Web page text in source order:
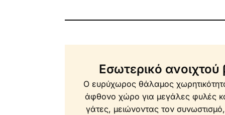
Εσωτερικό ανοιχτού
Ο ευρύχωρος θάλαμος
άφθονο χώρο για μεγάλες φυλές
γάτες, μειώνοντας τον